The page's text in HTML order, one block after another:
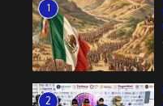
1
2